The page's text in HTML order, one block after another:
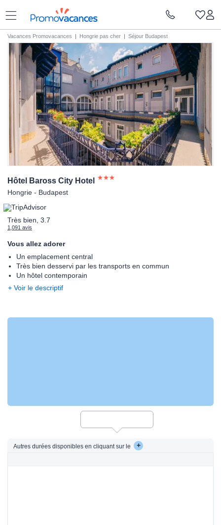
Vacances Promovacances | Hongrie pas cher | Séjour Budapest
Hôtel Baross City Hotel
Hongrie - Budapest
Très bien, 3.7
1,091 avis
Vous allez adorer
Un emplacement central
Très bien desservi par les transports en commun
Un hôtel contemporain
+ Voir le descriptif
Autres durées disponibles en cliquant sur le +